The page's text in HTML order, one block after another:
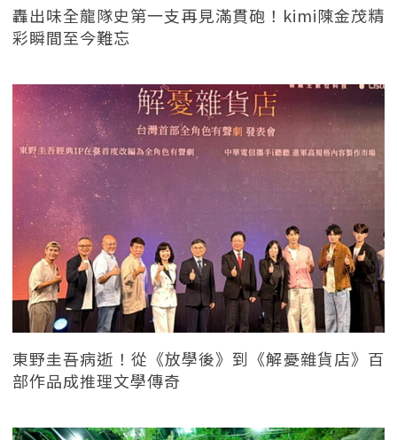
轟出味全龍隊史第一支再見滿貫砲！kimi陳金茂精
彩瞬間至今難忘
東野圭吾病逝！從《放學後》到《解憂雜貨店》百
部作品成推理文學傳奇